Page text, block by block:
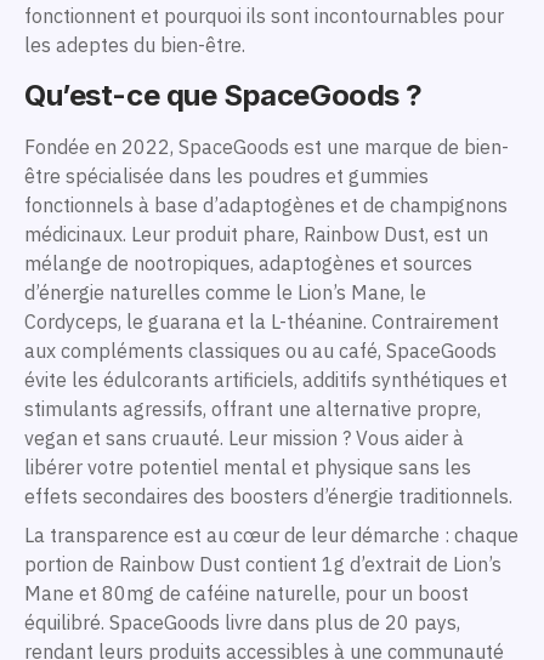
fonctionnent et pourquoi ils sont incontournables pour
les adeptes du bien-être.
Qu’est-ce que SpaceGoods ?
Fondée en 2022, SpaceGoods est une marque de bien-
être spécialisée dans les poudres et gummies
fonctionnels à base d’adaptogènes et de champignons
médicinaux. Leur produit phare, Rainbow Dust, est un
mélange de nootropiques, adaptogènes et sources
d’énergie naturelles comme le Lion’s Mane, le
Cordyceps, le guarana et la L-théanine. Contrairement
aux compléments classiques ou au café, SpaceGoods
évite les édulcorants artificiels, additifs synthétiques et
stimulants agressifs, offrant une alternative propre,
vegan et sans cruauté. Leur mission ? Vous aider à
libérer votre potentiel mental et physique sans les
effets secondaires des boosters d’énergie traditionnels.
La transparence est au cœur de leur démarche : chaque
portion de Rainbow Dust contient 1g d’extrait de Lion’s
Mane et 80mg de caféine naturelle, pour un boost
équilibré. SpaceGoods livre dans plus de 20 pays,
rendant leurs produits accessibles à une communauté